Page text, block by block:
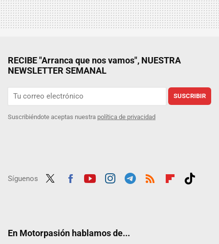
RECIBE "Arranca que nos vamos", NUESTRA
NEWSLETTER SEMANAL
SUSCRIBIR
Suscribiéndote aceptas nuestra política de privacidad
Síguenos
En Motorpasión hablamos de...